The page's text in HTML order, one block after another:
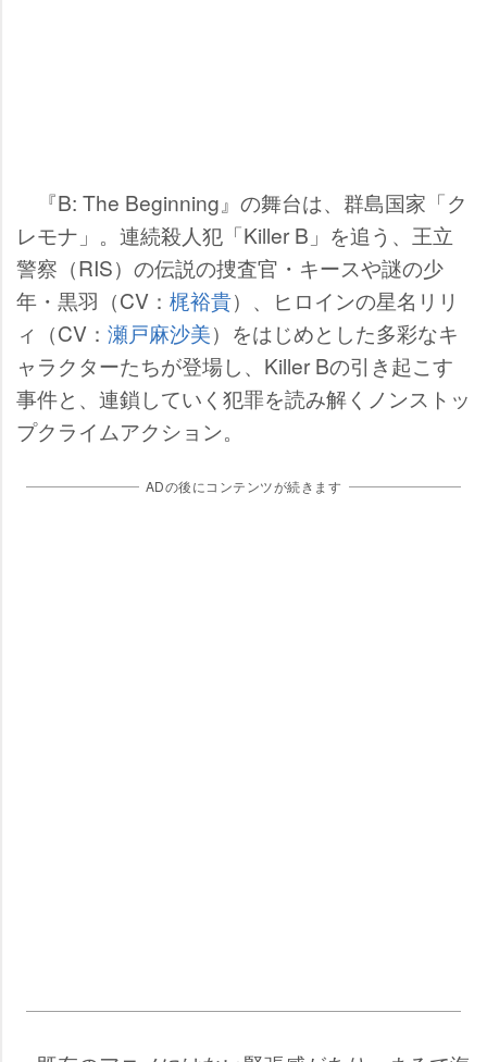
『B: The Beginning』の舞台は、群島国家「ク
レモナ」。連続殺人犯「Killer B」を追う、王立
警察（RIS）の伝説の捜査官・キースや謎の少
年・黒羽（CV： 梶裕貴）、ヒロインの星名リリ
ィ（CV： 瀬戸麻沙美）をはじめとした多彩なキ
ャラクターたちが登場し、Killer Bの引き起こす
事件と、連鎖していく犯罪を読み解くノンストッ
プクライムアクション。
ADの後にコンテンツが続きます